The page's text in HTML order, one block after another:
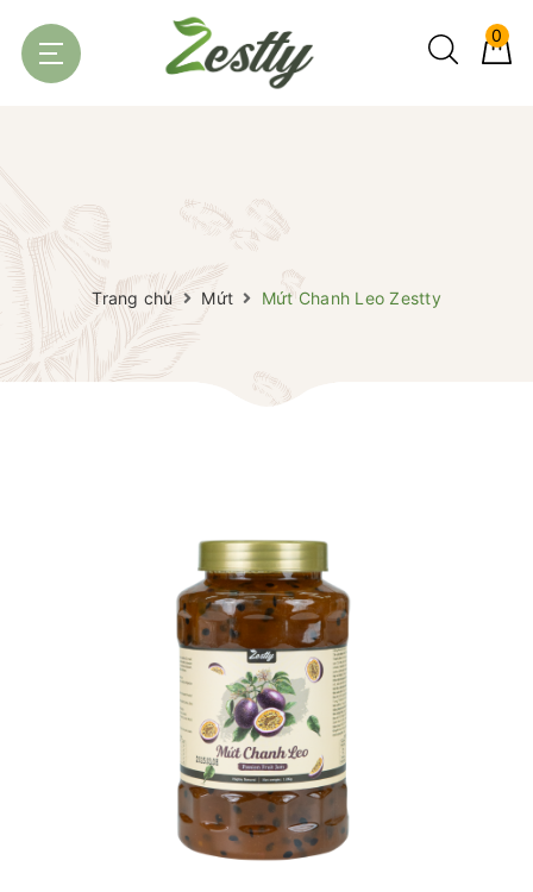
0
Trang chủ Mứt Mứt Chanh Leo Zestty